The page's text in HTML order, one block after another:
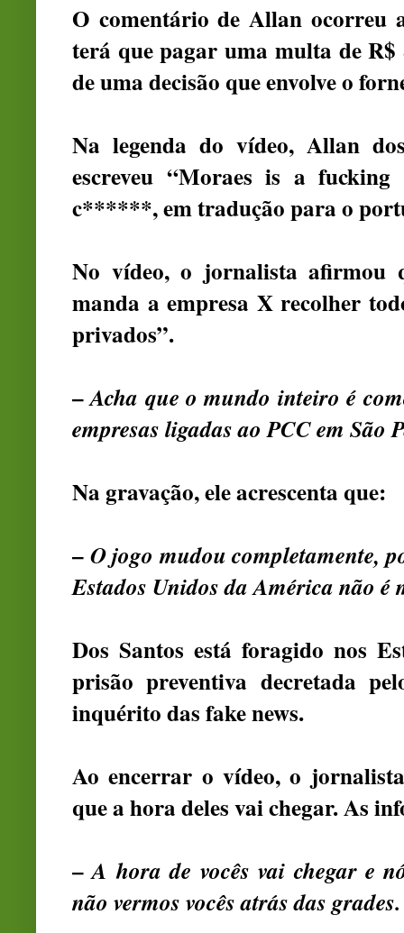
O comentário de Allan ocorreu
terá que pagar uma multa de
de uma decisão que envolve o
Na legenda do vídeo, Allan
escreveu “Moraes is a
c******, em tradução para o
No vídeo, o jornalista afirmou
manda a empresa X recolher
privados”.
–Acha que o mundo inteiro é
empresas ligadas ao PCC em São
Na gravação, ele acrescenta que:
– O jogo mudou completamente,
Estados Unidos da América não é
Dos Santos está foragido nos
prisão preventiva decretada
inquérito das fake news.
Ao encerrar o vídeo, o
que a hora deles vai chegar. As
–A hora de vocês vai chegar e
não vermos vocês atrás das grades.